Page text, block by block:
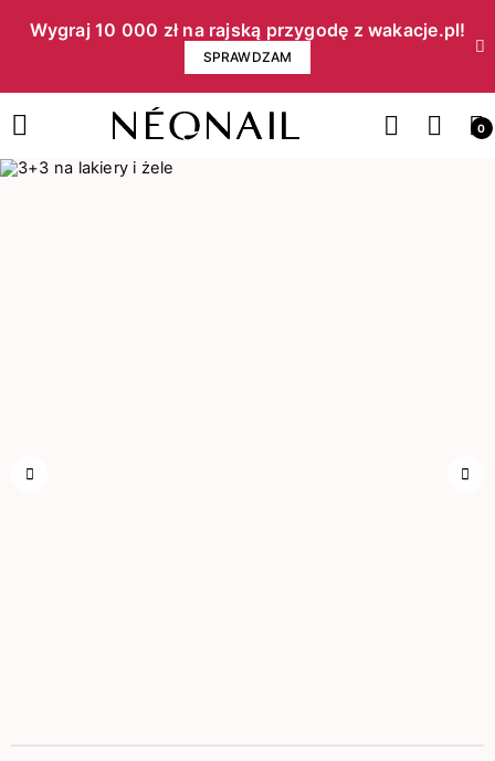
Wygraj 10 000 zł na rajską przygodę z wakacje.pl!​
SPRAWDZAM
0